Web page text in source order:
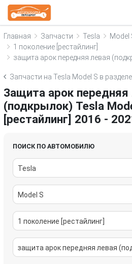
Главная Запчасти Tesla
Model
1 поколение [рестайлинг]
защита арок передняя левая
Запчасти на Tesla Model S в
Защита арок передняя
(подкрылок) Tesla
[рестайлинг] 2016 -
ПОИСК ПО АВТОМОБИЛЮ
Tesla
Model S
1 поколение [рестайлинг]
защита арок передняя левая